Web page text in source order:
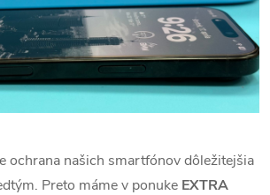
ochrana našich smartfónov dôležitejšia
Preto máme v ponuke EXTRA